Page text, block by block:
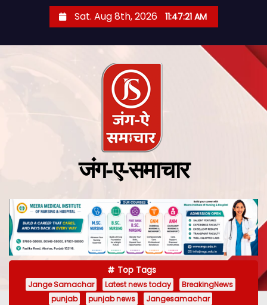
Sat. Aug 8th, 2026 11:47:22 AM
जंग-ए-समाचार
Top Tags
Jange Samachar Latest news today
BreakingNews
punjab
punjab news
Jangesamachar